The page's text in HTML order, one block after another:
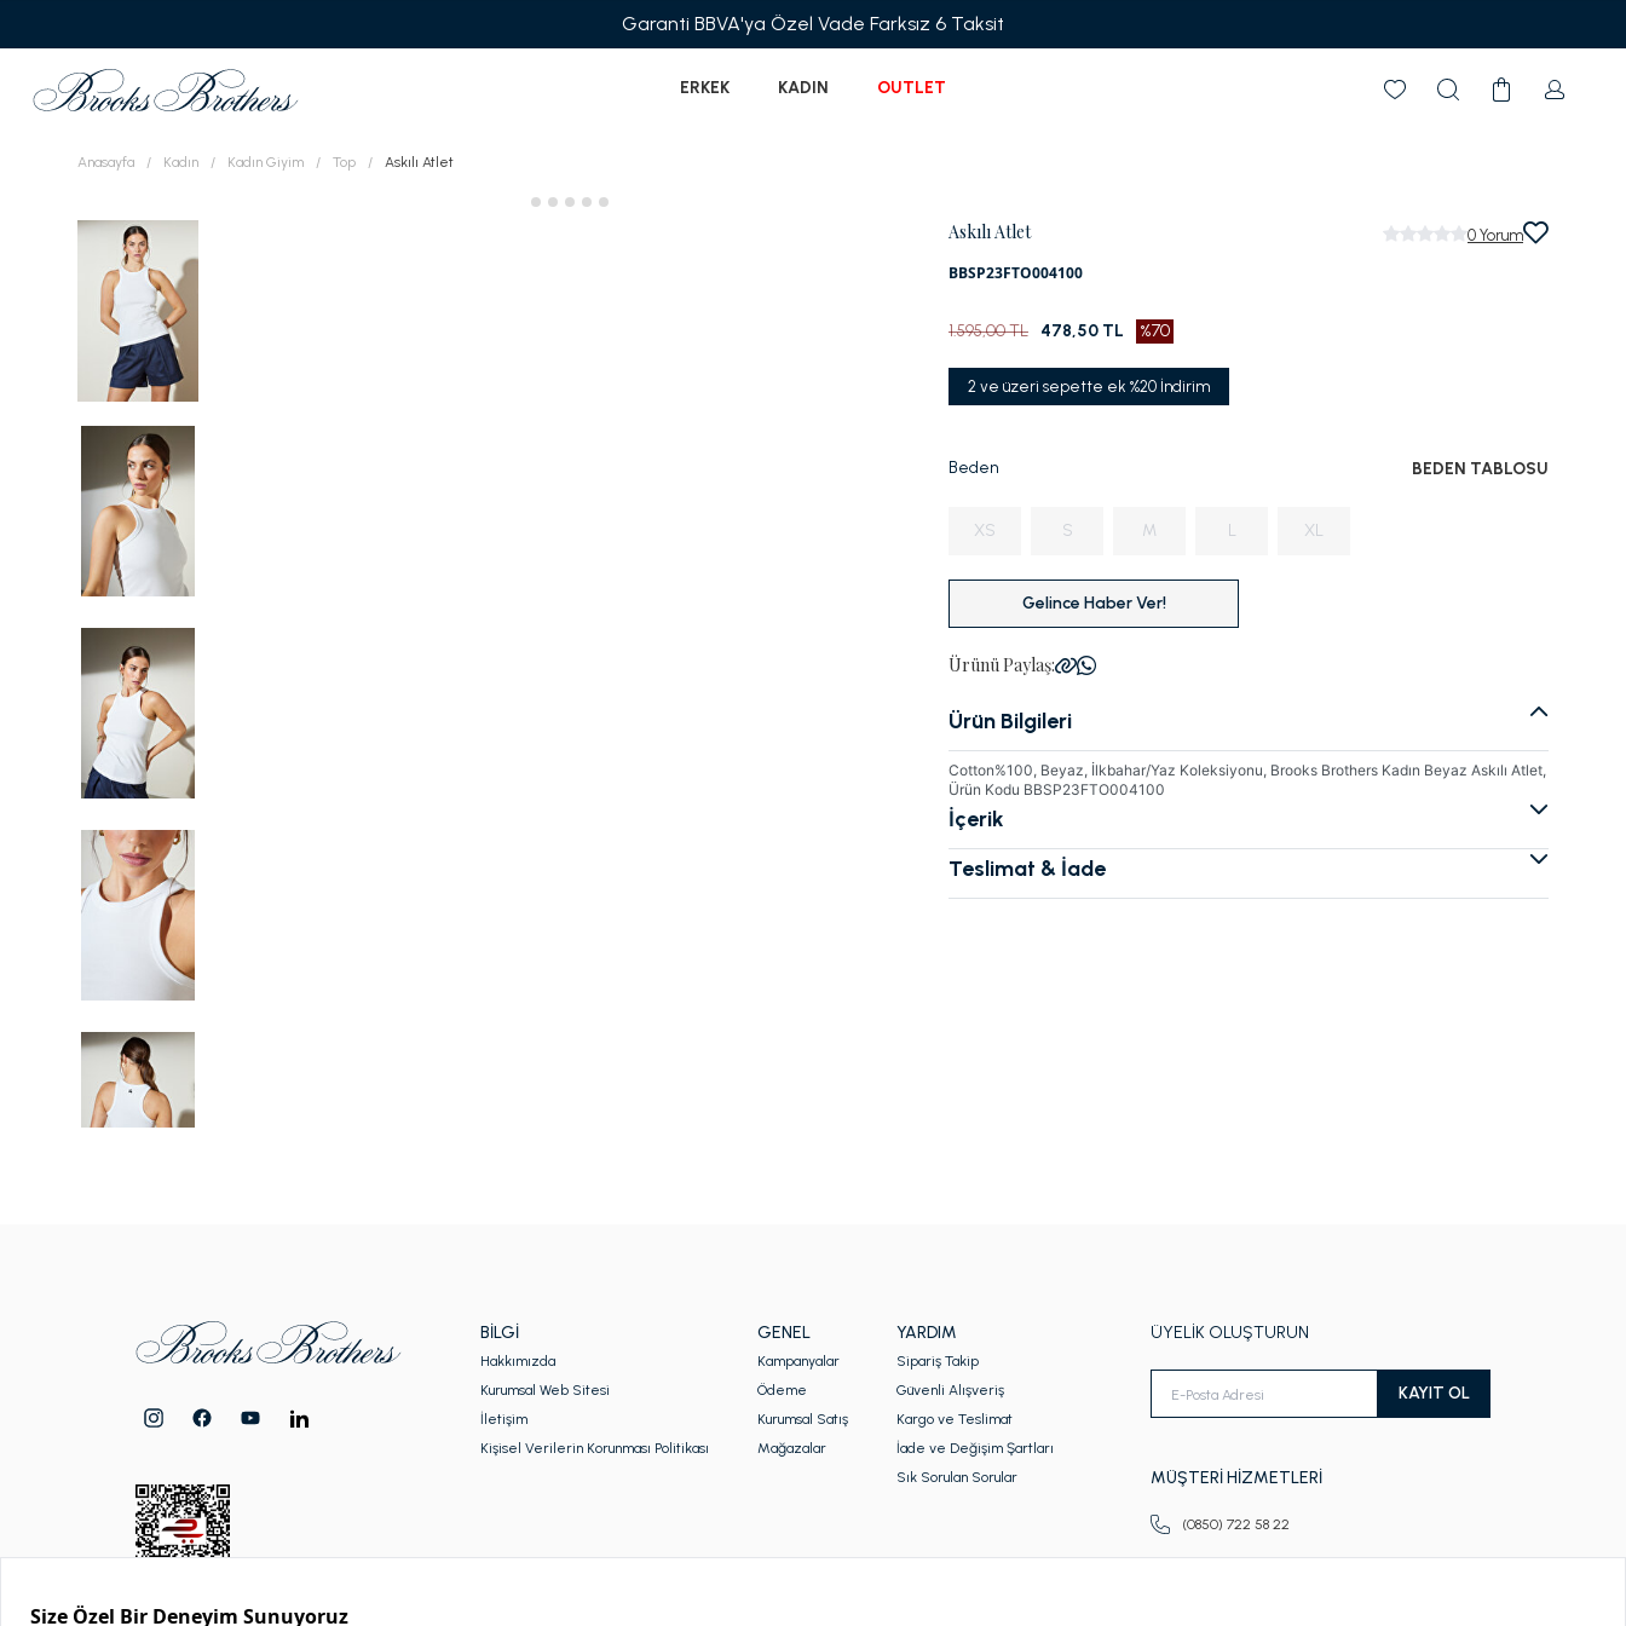
Garanti BBVA'ya Özel Vade Farksız 6 Taksit
ERKEK KADIN OUTLET
Anasayfa Kadın Kadın Giyim Top Askılı Atlet
Askılı Atlet
BBSP23FTO004100
0 Yorum
1.595,00 TL 478,50 TL %70
2 ve üzeri sepette ek %20 İndirim
Beden BEDEN TABLOSU
XS S M L XL
Gelince Haber Ver!
Ürünü Paylaş:
Ürün Bilgileri
Cotton%100, Beyaz, İlkbahar/Yaz Koleksiyonu, Brooks Brothers Kadın Beyaz Askılı Atlet,
Ürün Kodu BBSP23FTO004100
İçerik
Teslimat & İade
BILGI
Hakkımızda
Kurumsal Web Sitesi
İletişim
Kişisel Verilerin Korunması Politikası
GENEL
Kampanyalar
Ödeme
Kurumsal Satış
Mağazalar
YARDIM
Sipariş Takip
Güvenli Alışveriş
Kargo ve Teslimat
İade ve Değişim Şartları
Sık Sorulan Sorular
ÜYELİK OLUŞTURUN
KAYIT OL
MÜŞTERİ HİZMETLERİ
(0850) 722 58 22